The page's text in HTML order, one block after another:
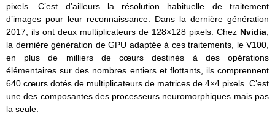
pixels. C’est d’ailleurs la résolution habituelle de traitement
d’images pour leur reconnaissance. Dans la dernière génération
2017, ils ont deux multiplicateurs de 128×128 pixels. Chez Nvidia
la dernière génération de GPU adaptée à ces traitements, le V100,
en plus de milliers de cœurs destinés à des opérations
élémentaires sur des nombres entiers et flottants, ils comprennent
640 cœurs dotés de multiplicateurs de matrices de 4×4 pixels. C’est
une des composantes des processeurs neuromorphiques mais pas
la seule.